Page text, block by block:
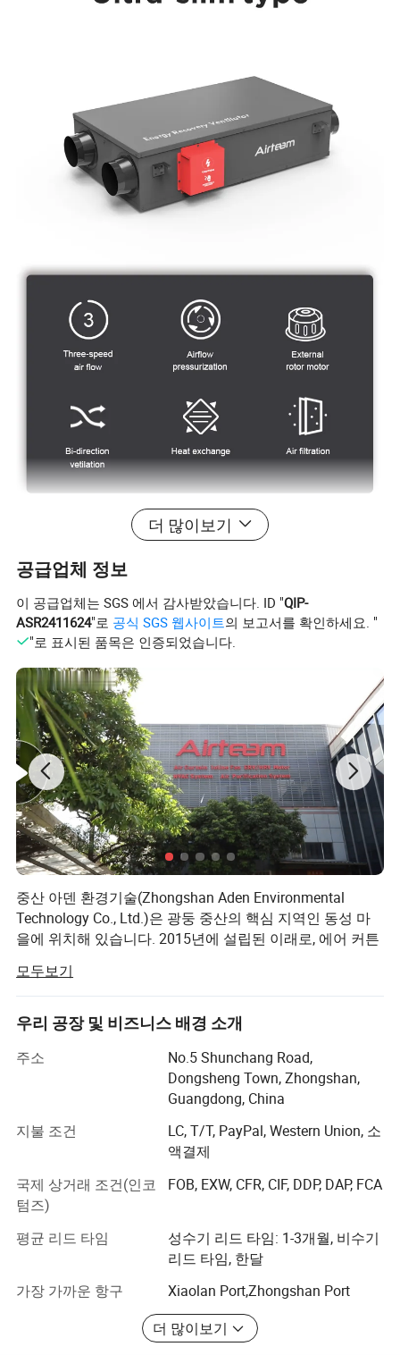
더 많이보기
공급업체 정보
이 공급업체는 SGS 에서 감사받았습니다. ID "QIP-
ASR2411624"로 공식 SGS 웹사이트의 보고서를 확인하세요. "
"로 표시된 품목은 인증되었습니다.
중산 아덴 환경기술(Zhongshan Aden Environmental
Technology Co., Ltd.)은 광둥 중산의 핵심 지역인 동성 마
을에 위치해 있습니다. 2015년에 설립된 이래로, 에어 커튼
비스에 초점을 맞추었습니다.
Aden은 첨단 기술을 흡수하고 소개하는 데 많은 관심을 기
울이고 있으며, 전문적인 조립 라인 워크샵도 있습니다.
우리는 창의적인 아이디어를 현실화할 수 있는 견고한 기
반을 제공하기 위해 고급 금형 기계 및 장비를 획득했으며,
제품 성능과 안정성을 보장할 수 있었습니다.
현재, 저희 회사는 50개 이상의 독립 지적 재산권 특허를 보
유하고 있으며 I S O 9 0 1 품질 시스템 인증을 통과했습니
다. 다양한 시장의 고객 요구 사항에 따라 C C C, C B, C E,
RoHS, S A A, U L 및 기타 인증 표준
Aden 제품은 중국 시장에서 판매량이 뛰어일 뿐만 아니라
전 세계적으로 좋은 평판을 받았습니다. 품질, 배송, 서비스,
혁신은 우리가 추구해 온 철학입니다. 지금까지 우리는 광
범위한 마케팅 네트워크를 구축하고 많은 고객과 안정적인
우정을 쌓고 있습니다. 우리는 장기적인 협력을 개발하고
상호 이익을 증진하기를 희망합니다.
모두보기
우리 공장 및 비즈니스 배경 소개
주소
No.5 Shunchang Road,
Dongsheng Town, Zhongshan,
Guangdong, China
지불 조건
LC, T/T, PayPal, Western Union, 소
액결제
국제 상거래 조건(인코
텀즈)
FOB, EXW, CFR, CIF, DDP, DAP, FCA
평균 리드 타임
성수기 리드 타임: 1-3개월, 비수기
리드 타임, 한달
가장 가까운 항구
Xiaolan Port,Zhongshan Port
더 많이보기